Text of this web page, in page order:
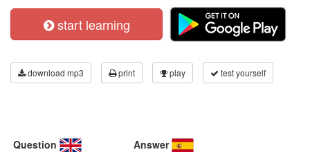
start learning
download mp3 print play test yourself
Question Answer